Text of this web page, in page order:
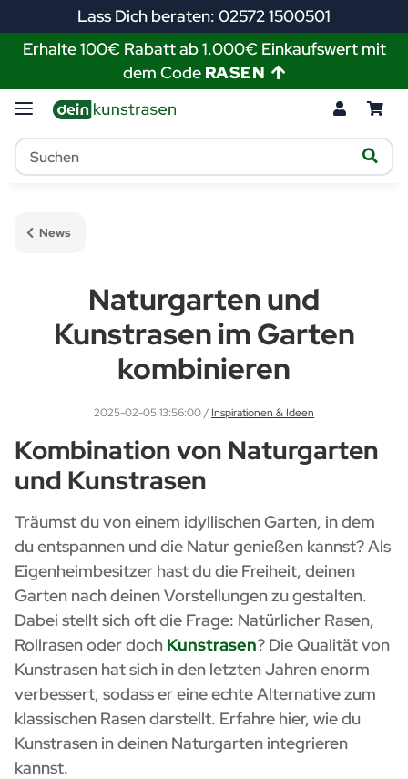
Lass Dich beraten: 02572 1500501
Erhalte 100€ Rabatt ab 1.000€ Einkaufswert mit
dem Code RASEN
News
Naturgarten und
Kunstrasen im Garten
kombinieren
2025-02-05 13:56:00/ Inspirationen & Ideen
Kombination von Naturgarten
und Kunstrasen
Träumst du von einem idyllischen Garten, in dem
du entspannen und die Natur genießen kannst? Als
Eigenheimbesitzer hast du die Freiheit, deinen
Garten nach deinen Vorstellungen zu gestalten.
Dabei stellt sich oft die Frage: Natürlicher Rasen,
Rollrasen oder doch Kunstrasen? Die Qualität von
Kunstrasen hat sich in den letzten Jahren enorm
verbessert, sodass er eine echte Alternative zum
klassischen Rasen darstellt. Erfahre hier, wie du
Kunstrasen in deinen Naturgarten integrieren
kannst.